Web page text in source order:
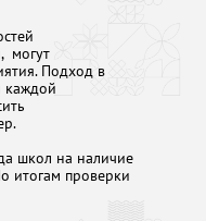
могут
Подход в
каждой
школ на наличие
итогам проверки